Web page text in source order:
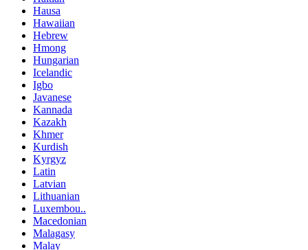
Hausa
Hawaiian
Hebrew
Hmong
Hungarian
Icelandic
Igbo
Javanese
Kannada
Kazakh
Khmer
Kurdish
Kyrgyz
Latin
Latvian
Lithuanian
Luxembou..
Macedonian
Malagasy
Malay